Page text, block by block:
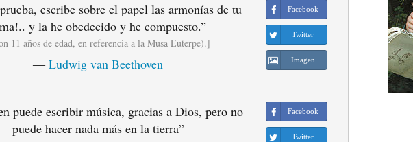
escribe sobre el papel las armonías de tu
y la he obedecido y he compuesto.”
11 años de edad, en referencia a la Musa Euterpe).]
―Ludwig van Beethoven
Facebook
Twitter
Imagen
puede escribir música, gracias a Dios, pero no
puede hacer nada más en la tierra”
Facebook
Twitter